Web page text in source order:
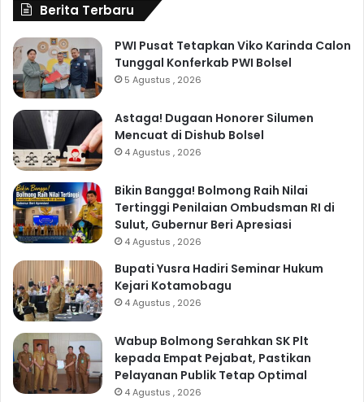
Berita Terbaru
PWI Pusat Tetapkan Viko Karinda Calon
Tunggal Konferkab PWI Bolsel
5 Agustus , 2026
Astaga! Dugaan Honorer Silumen
Mencuat di Dishub Bolsel
4 Agustus , 2026
Bikin Bangga! Bolmong Raih Nilai
Tertinggi Penilaian Ombudsman RI di
Sulut, Gubernur Beri Apresiasi
4 Agustus , 2026
Bupati Yusra Hadiri Seminar Hukum
Kejari Kotamobagu
4 Agustus , 2026
Wabup Bolmong Serahkan SK Plt
kepada Empat Pejabat, Pastikan
Pelayanan Publik Tetap Optimal
4 Agustus , 2026